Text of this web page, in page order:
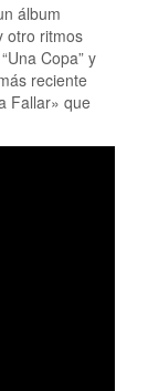
álbum
otro ritmos
Copa” y
reciente
Fallar» que